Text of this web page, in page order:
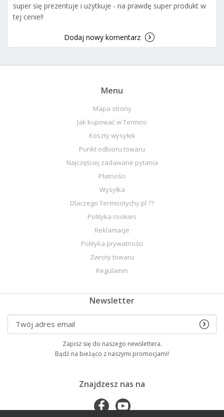
super się prezentuje i użytkuje - na prawdę super produkt w
tej cenie!!
Dodaj nowy komentarz
Menu
Mapa strony
Jak kupować w Termico
Koszty wysyłek
Punkt odbioru towaru
Najczęściej zadawane pytania
Płatności
Wysyłka
Dlaczego Termicotychy.pl ??
Polityka cookies
Reklamacje
Polityka prywatności
Zwroty towaru
Regulamin
Newsletter
Zapisz się do naszego newslettera.
Bądź na bieżąco z naszymi promocjami!
Znajdzesz nas na